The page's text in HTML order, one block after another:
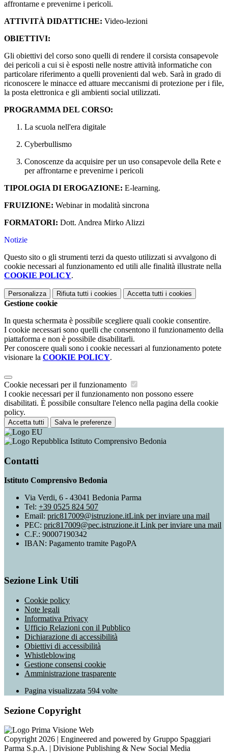
affrontarne e prevenirne i pericoli.
ATTIVITÀ DIDATTICHE: Video-lezioni
OBIETTIVI:
Gli obiettivi del corso sono quelli di rendere il corsista consapevole
dei pericoli a cui si è esposti nelle nostre attività informatiche con
particolare riferimento a quelli provenienti dal web. Sarà in grado di
riconoscere le minacce ed attuare meccanismi di protezione per i file,
la posta elettronica e gli ambienti social utilizzati.
PROGRAMMA DEL CORSO:
La scuola nell'era digitale
Cyberbullismo
Conoscenze da acquisire per un uso consapevole della Rete e
per affrontarne e prevenirne i pericoli
TIPOLOGIA DI EROGAZIONE: E-learning.
FRUIZIONE: Webinar in modalità sincrona
FORMATORI: Dott. Andrea Mirko Alizzi
Notizie
Questo sito o gli strumenti terzi da questo utilizzati si avvalgono di
cookie necessari al funzionamento ed utili alle finalità illustrate nella
COOKIE POLICY.
Personalizza Rifiuta tutti i cookies Accetta tutti i cookies
Gestione cookie
In questa schermata è possibile scegliere quali cookie consentire.
I cookie necessari sono quelli che consentono il funzionamento della
piattaforma e non è possibile disabilitarli.
Per conoscere quali sono i cookie necessari al funzionamento potete
visionare la COOKIE POLICY.
Cookie necessari per il funzionamento
I cookie necessari per il funzionamento non possono essere
disabilitati. È possibile consultare l'elenco nella pagina della cookie
policy.
Accetta tutti Salva le preferenze
Istituto Comprensivo Bedonia
Contatti
Istituto Comprensivo Bedonia
Via Verdi, 6 - 43041 Bedonia Parma
Tel: +39 0525 824 507
Email: pric817009@istruzione.itLink per inviare una mail
PEC: pric817009@pec.istruzione.itLink per inviare una mail
C.F.: 90007190342
IBAN: Pagamento tramite PagoPA
Sezione Link Utili
Cookie policy
Note legali
Informativa Privacy
Ufficio Relazioni con il Pubblico
Dichiarazione di accessibilità
Obiettivi di accessibilità
Whistleblowing
Gestione consensi cookie
Amministrazione trasparente
Pagina visualizzata 594 volte
Sezione Copyright
Copyright 2026 | Engineered and powered by Gruppo Spaggiari
Parma S.p.A. | Divisione Publishing & New Social Media